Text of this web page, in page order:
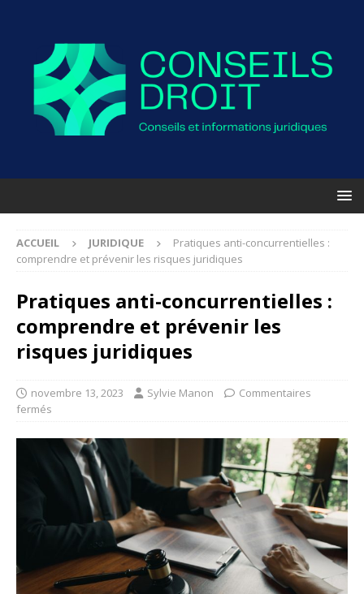
ACCUEIL JURIDIQUE
Pratiques anti-concurrentielles :
comprendre et prévenir les risques juridiques
Pratiques anti-concurrentielles :
comprendre et prévenir les
risques juridiques
novembre 13, 2023 Sylvie Manon
Commentaires
fermés